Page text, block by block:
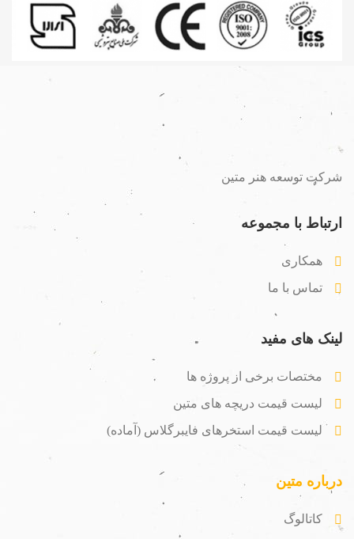
شرکت توسعه هنر متین
ارتباط با مجموعه
همکاری
تماس با ما
لینک های مفید
مختصات برخی از پروژه ها
لیست قیمت دریچه های متین
لیست قیمت استخرهای فایبرگلاس (آماده)
درباره متین
کاتالوگ